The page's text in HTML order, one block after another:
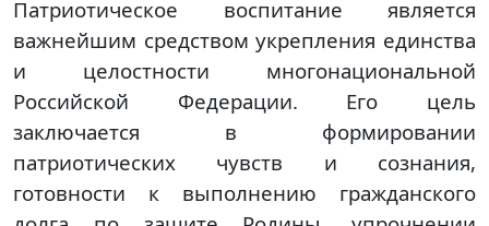
Патриотическое воспитание является
важнейшим средством укрепления единства
и целостности многонациональной
Российской Федерации. Его цель
заключается в формировании
патриотических чувств и сознания,
готовности к выполнению гражданского